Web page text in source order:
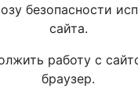
безопасности
сайта.
работу с
браузер.